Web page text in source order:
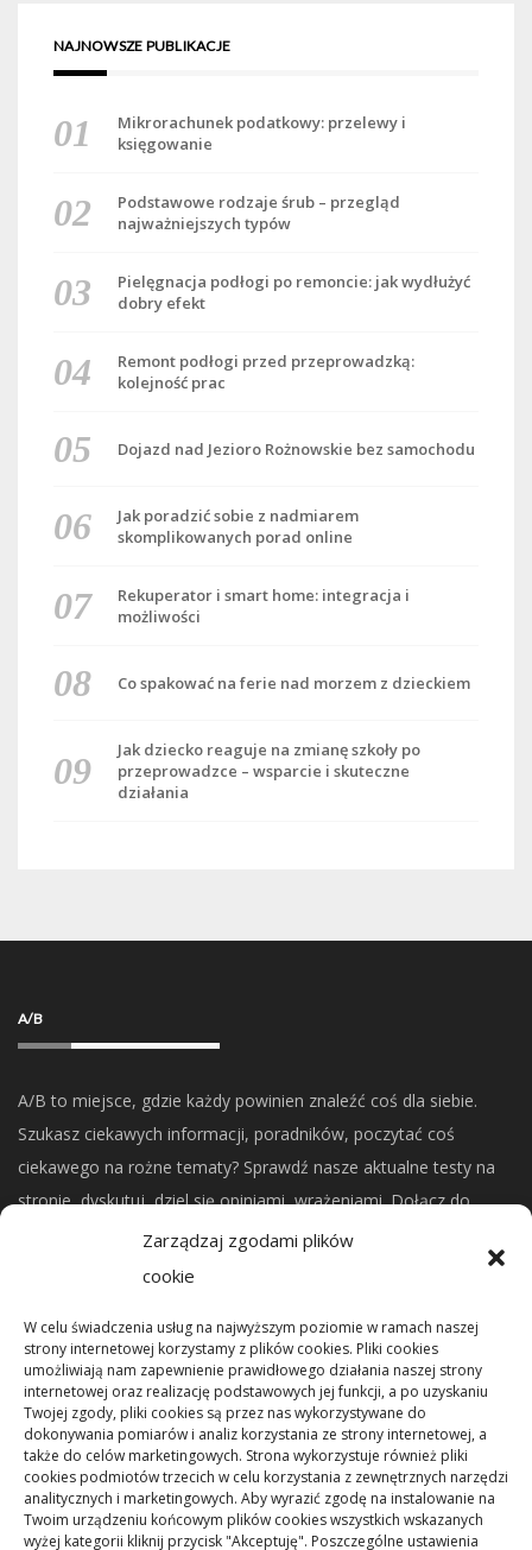
Zarządzaj zgodami plików
cookie
W celu świadczenia usług na najwyższym poziomie w ramach naszej
strony internetowej korzystamy z plików cookies. Pliki cookies
umożliwiają nam zapewnienie prawidłowego działania naszej strony
internetowej oraz realizację podstawowych jej funkcji, a po uzyskaniu
Twojej zgody, pliki cookies są przez nas wykorzystywane do
dokonywania pomiarów i analiz korzystania ze strony internetowej, a
także do celów marketingowych. Strona wykorzystuje również pliki
cookies podmiotów trzecich w celu korzystania z zewnętrznych narzędzi
analitycznych i marketingowych. Aby wyrazić zgodę na instalowanie na
Twoim urządzeniu końcowym plików cookies wszystkich wskazanych
wyżej kategorii kliknij przycisk "Akceptuję". Poszczególne ustawienia
NAJNOWSZE PUBLIKACJE
Mikrorachunek podatkowy: przelewy i
księgowanie
Podstawowe rodzaje śrub – przegląd
najważniejszych typów
Pielęgnacja podłogi po remoncie: jak wydłużyć
dobry efekt
Remont podłogi przed przeprowadzką:
kolejność prac
Dojazd nad Jezioro Rożnowskie bez samochodu
Jak poradzić sobie z nadmiarem
skomplikowanych porad online
Rekuperator i smart home: integracja i
możliwości
Co spakować na ferie nad morzem z dzieckiem
Jak dziecko reaguje na zmianę szkoły po
przeprowadzce – wsparcie i skuteczne
działania
A/B
A/B to miejsce, gdzie każdy powinien znaleźć coś dla siebie.
Szukasz ciekawych informacji, poradników, poczytać coś
ciekawego na rożne tematy? Sprawdź nasze aktualne testy na
stronie, dyskutuj, dziel się opiniami, wrażeniami. Dołącz do
naszej społeczności.
Mikrorachunek podatkowy: przelewy i księgowanie
Podstawowe rodzaje śrub – przegląd najważniejszych
typów